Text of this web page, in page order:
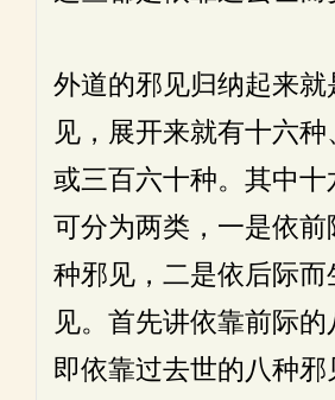
外道的邪见归纳起来
见，展开来就有十六
或三百六十种。其中十
可分为两类，一是依前
种邪见，二是依后际而
见。首先讲依靠前际的
即依靠过去世的八种邪